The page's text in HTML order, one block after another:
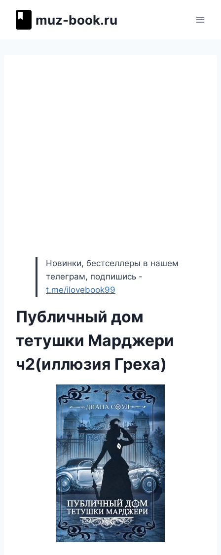
muz-book.ru
Новинки, бестселлеры в нашем
телеграм, подпишись -
t.me/ilovebook99
Публичный дом
тетушки Марджери
ч2(иллюзия Греха)